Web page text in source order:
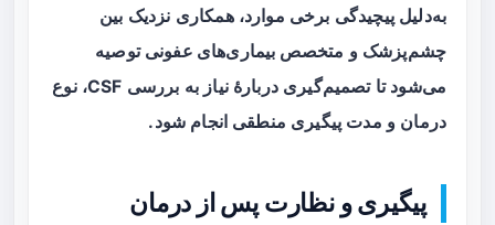
به‌دلیل پیچیدگی برخی موارد، همکاری نزدیک بین
چشم‌پزشک و متخصص بیماری‌های عفونی توصیه
می‌شود تا تصمیم‌گیری دربارهٔ نیاز به بررسی CSF، نوع
درمان و مدت پیگیری منطقی انجام شود.
پیگیری و نظارت پس از درمان